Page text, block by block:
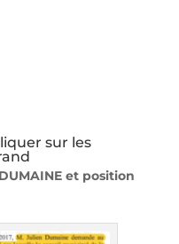
sur les
et position